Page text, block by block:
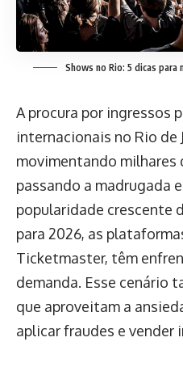
Shows no Rio: 5 dicas para
A procura por ingressos
internacionais no Rio de
movimentando milhares
passando a madrugada
popularidade crescente
para 2026, as
Ticketmaster, têm
demanda. Esse cenário
que aproveitam a
aplicar fraudes e vender